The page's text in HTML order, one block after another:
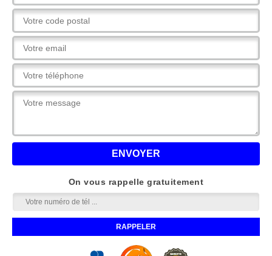
On vous rappelle gratuitement